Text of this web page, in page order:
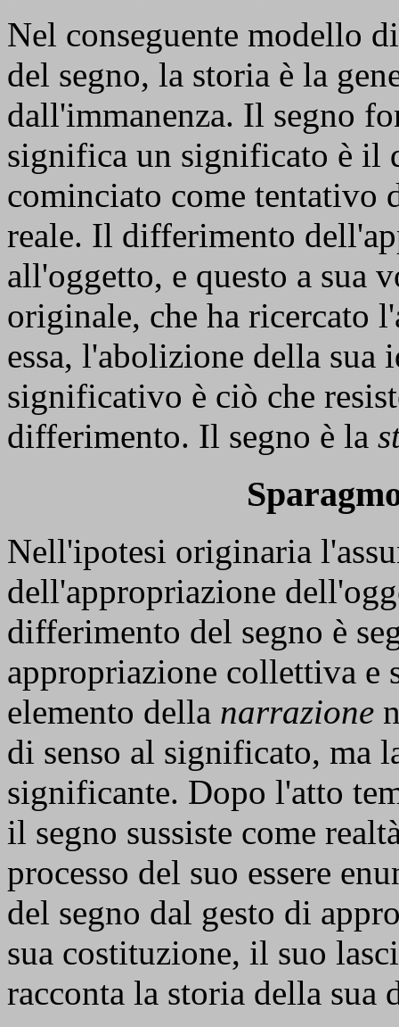
Nel conseguente modello
del segno, la storia è la
dall'immanenza. Il segno
significa un significato è il
cominciato come tentativo
reale. Il differimento
all'oggetto, e questo a sua
originale, che ha ricercato
essa, l'abolizione della
significativo è ciò che
differimento. Il segno è la
Nell'ipotesi originaria
dell'appropriazione
differimento del segno è
appropriazione collettiva e
elemento della narrazione
di senso al significato, ma
significante. Dopo l'atto
il segno sussiste come
processo del suo essere
del segno dal gesto di
sua costituzione, il suo
racconta la storia della sua